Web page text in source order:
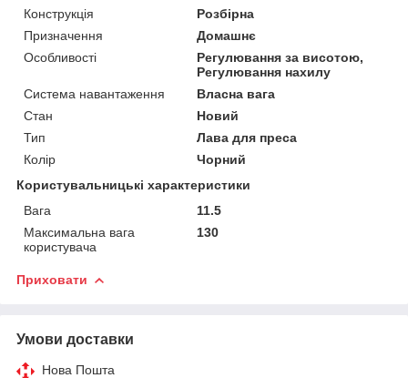
Конструкція
Розбірна
Призначення
Домашнє
Особливості
Регулювання за висотою,
Регулювання нахилу
Система навантаження
Власна вага
Стан
Новий
Тип
Лава для преса
Колір
Чорний
Користувальницькі характеристики
Вага
11.5
Максимальна вага
користувача
130
Приховати
Умови доставки
Нова Пошта